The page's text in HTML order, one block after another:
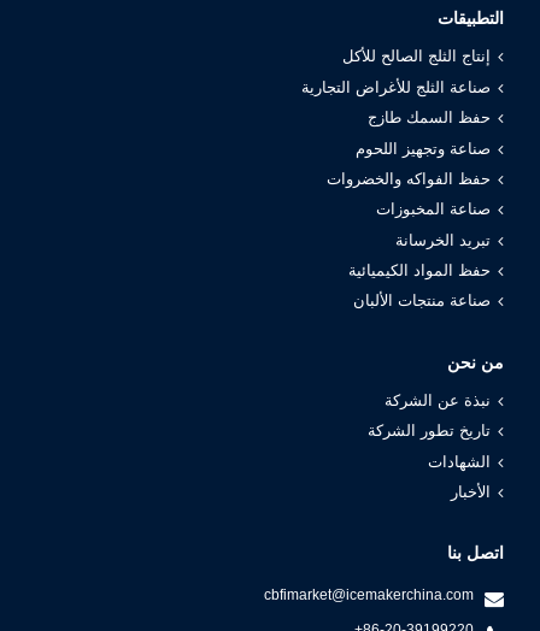
التطبيقات
إنتاج الثلج الصالح للأكل
صناعة الثلج للأغراض التجارية
حفظ السمك طازج
صناعة وتجهيز اللحوم
حفظ الفواكه والخضروات
صناعة المخبوزات
تبريد الخرسانة
حفظ المواد الكيميائية
صناعة منتجات الألبان
من نحن
نبذة عن الشركة
تاريخ تطور الشركة
الشهادات
الأخبار
اتصل بنا
cbfimarket@icemakerchina.com